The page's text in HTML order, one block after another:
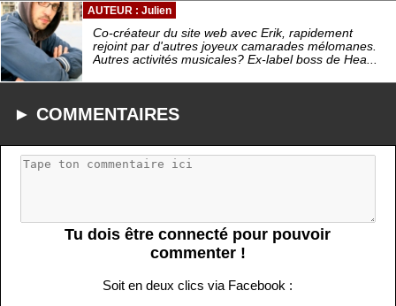
AUTEUR : Julien
Co-créateur du site web avec Erik, rapidement
rejoint par d'autres joyeux camarades mélomanes.
Autres activités musicales? Ex-label boss de Hea...
► COMMENTAIRES
Tu dois être connecté pour pouvoir
commenter !
Soit en deux clics via Facebook :